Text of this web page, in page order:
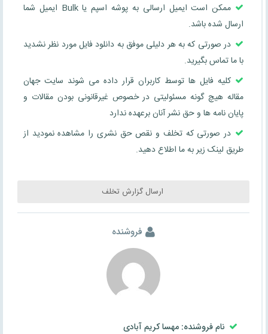
ممکن است ایمیل ارسالی به پوشه اسپم یا Bulk ایمیل شما
ارسال شده باشد.
در صورتی که به هر دلیلی موفق به دانلود فایل مورد نظر نشدید
با ما تماس بگیرید.
کلیه فایل ها توسط کاربران قرار داده می شوند سایت جهان
مقاله هیچ گونه مسئولیتی در خصوص غیرقانونی بودن مقالات و
پایان نامه ها و حق نشر آنان برعهده ندارد
در صورتی که تخلف و نقص حق نشری را مشاهده نمودید از
طریق لینک زیر به ما اطلاع دهید.
ارسال گزارش تخلف
فروشنده
نام فروشنده: مهسا کریم آبادی